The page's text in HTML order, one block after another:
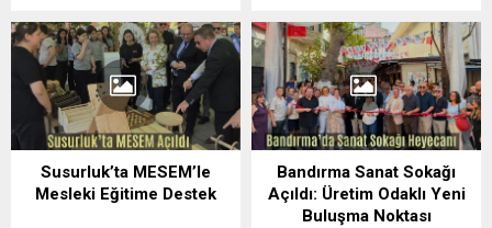
Susurluk’ta MESEM’le
Mesleki Eğitime Destek
Bandırma Sanat Sokağı
Açıldı: Üretim Odaklı Yeni
Buluşma Noktası